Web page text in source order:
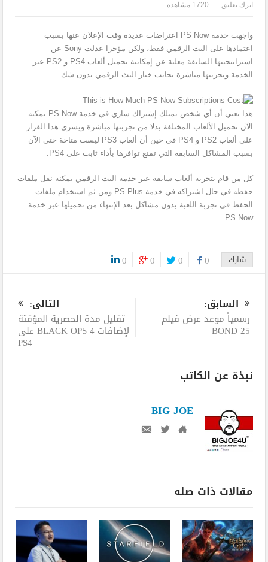
اترك تعليق
1720 مشاهدة
واجهت خدمة PS Now اعتراضات عديدة وقت الإعلان عنها بسبب
اعتمادها على البث الرقمي فقط، ولكن مؤخرا عدلت Sony عن
استراتيجيتها السابقة معلنة عن إمكانية تحميل ألعاب PS4 و PS2 عبر
الخدمة وتجربتها مباشرة بجانب خيار البث الرقمي بدون شك.
هذا يعني أن أي شخص يمتلك إشتراك ساري في خدمة PS Now يمكنه
الآن تحميل الألعاب المختلفة بدلا من تجربتها مباشرة ويسري هذا القرار
على ألعاب PS2 و PS4 في حين أن ألعاب PS3 ليست متاحة حتى الآن
بسبب المشاكل السابقة التي تمنع توافرها بأداء ثابت على PS4.
كل من قام بتجربة ألعاب سابقة عبر خدمة البث الرقمي يمكنه نقل ملفات
حفظه في حال اشتراكه في خدمة PS Plus ومن ثم استخدام ملفات
الحفظ في تجربة اللعبة بدون مشاكل بعد الإنتهاء من تحميلها عبر خدمة
PS Now.
شارك 0
0
0
0
السابق:
رسمياً موعد عرض فيلم
BOND 25
التالى:
تقليل مدة الحصرية المؤقتة
لإضافات BLACK OPS 4 على
PS4
نبذة عن الكاتب
BIG JOE
مقالات ذات صله